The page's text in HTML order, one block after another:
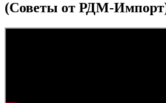
(Советы от РДМ-